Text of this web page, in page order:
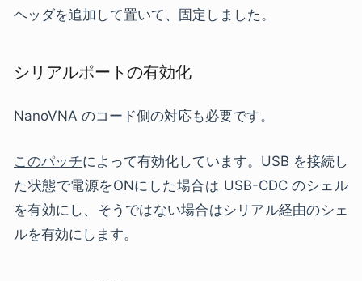
ヘッダを追加して置いて、固定しました。
シリアルポートの有効化
NanoVNA のコード側の対応も必要です。
このパッチによって有効化しています。USB を接続し
た状態で電源をONにした場合は USB-CDC のシェル
を有効にし、そうではない場合はシリアル経由のシェ
ルを有効にします。